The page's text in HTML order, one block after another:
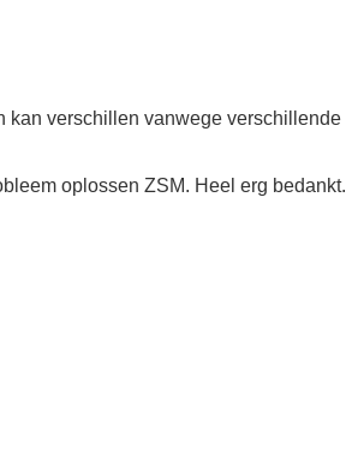
kan verschillen vanwege verschillende
oplossen ZSM. Heel erg bedankt.